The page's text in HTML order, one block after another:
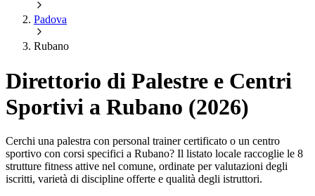
Padova
Rubano
Direttorio di Palestre e Centri
Sportivi a Rubano (2026)
Cerchi una palestra con personal trainer certificato o un centro
sportivo con corsi specifici a Rubano? Il listato locale raccoglie le 8
strutture fitness attive nel comune, ordinate per valutazioni degli
iscritti, varietà di discipline offerte e qualità degli istruttori.